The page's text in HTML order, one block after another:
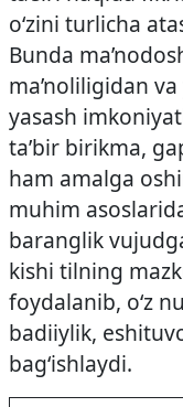
o‘zini turlicha
Bunda
ma’noliligidan va
yasash
ta’bir birikma,
ham amalga
muhim
baranglik
kishi tilning
foydalanib, o‘z
badiiylik,
bag‘ishlaydi.